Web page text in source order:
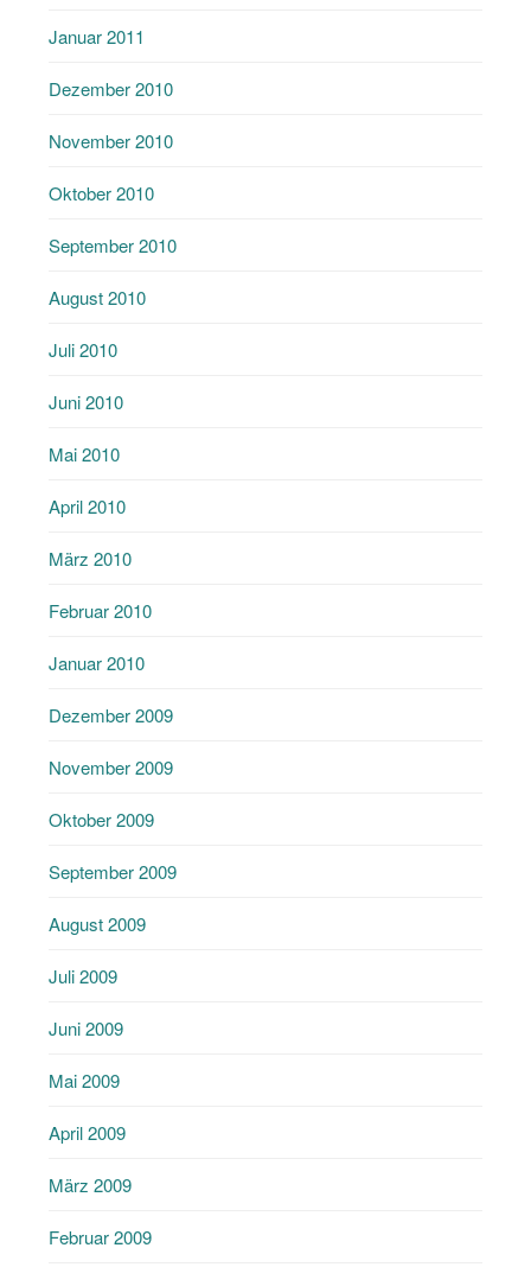
Januar 2011
Dezember 2010
November 2010
Oktober 2010
September 2010
August 2010
Juli 2010
Juni 2010
Mai 2010
April 2010
März 2010
Februar 2010
Januar 2010
Dezember 2009
November 2009
Oktober 2009
September 2009
August 2009
Juli 2009
Juni 2009
Mai 2009
April 2009
März 2009
Februar 2009